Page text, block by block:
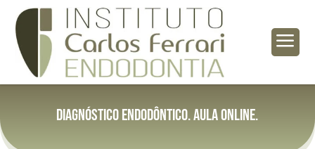
a
Diagnóstico endodôntico. Aula online.